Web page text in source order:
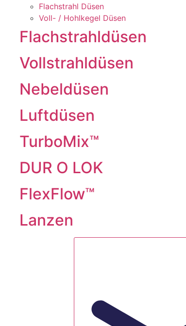
Flachstrahl Düsen
Voll- / Hohlkegel Düsen
Flachstrahldüsen
Vollstrahldüsen
Nebeldüsen
Luftdüsen
TurboMix™
DUR O LOK
FlexFlow™
Lanzen